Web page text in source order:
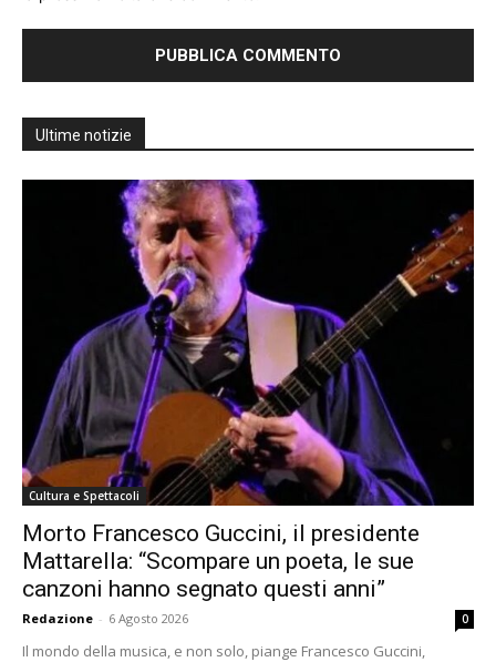
Ultime notizie
Cultura e Spettacoli
Morto Francesco Guccini, il presidente
Mattarella: “Scompare un poeta, le sue
canzoni hanno segnato questi anni”
Redazione - 6 Agosto 2026 0
Il mondo della musica, e non solo, piange Francesco Guccini,